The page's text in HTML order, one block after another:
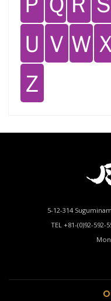
Ｕ Ｖ Ｗ
Ｚ
5-12-314
TEL +81-(0)92-